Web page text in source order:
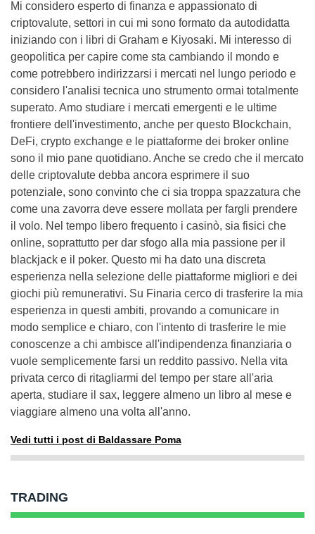
Mi considero esperto di finanza e appassionato di
criptovalute, settori in cui mi sono formato da autodidatta
iniziando con i libri di Graham e Kiyosaki. Mi interesso di
geopolitica per capire come sta cambiando il mondo e
come potrebbero indirizzarsi i mercati nel lungo periodo e
considero l'analisi tecnica uno strumento ormai totalmente
superato. Amo studiare i mercati emergenti e le ultime
frontiere dell'investimento, anche per questo Blockchain,
DeFi, crypto exchange e le piattaforme dei broker online
sono il mio pane quotidiano. Anche se credo che il mercato
delle criptovalute debba ancora esprimere il suo
potenziale, sono convinto che ci sia troppa spazzatura che
come una zavorra deve essere mollata per fargli prendere
il volo. Nel tempo libero frequento i casinò, sia fisici che
online, soprattutto per dar sfogo alla mia passione per il
blackjack e il poker. Questo mi ha dato una discreta
esperienza nella selezione delle piattaforme migliori e dei
giochi più remunerativi. Su Finaria cerco di trasferire la mia
esperienza in questi ambiti, provando a comunicare in
modo semplice e chiaro, con l'intento di trasferire le mie
conoscenze a chi ambisce all'indipendenza finanziaria o
vuole semplicemente farsi un reddito passivo. Nella vita
privata cerco di ritagliarmi del tempo per stare all'aria
aperta, studiare il sax, leggere almeno un libro al mese e
viaggiare almeno una volta all'anno.
Vedi tutti i post di Baldassare Poma
TRADING